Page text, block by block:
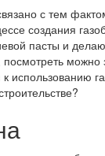
с тем
создания
пасты и
посмотреть
использованию